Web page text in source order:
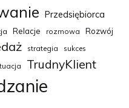
Przedsiębiorca
Relacje rozmowa
Rozwój
strategia sukces
TrudnyKlient